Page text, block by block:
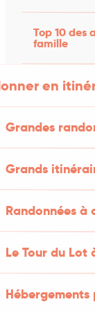
Top 10 des
famille
en
Grandes
Grands
Randonnées
Le Tour du Lot
Meja,